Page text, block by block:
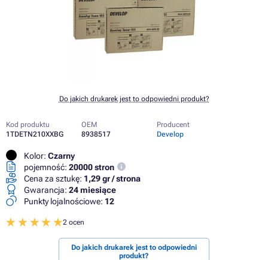
Do jakich drukarek jest to odpowiedni produkt?
Kod produktu
1TDETN210XXBG
OEM
8938517
Producent
Develop
Kolor: Czarny
pojemność: 20000 stron
Cena za sztukę: 1,29 gr / strona
Gwarancja: 24 miesiące
Punkty lojalnościowe: 12
2 ocen
Do jakich drukarek jest to odpowiedni
produkt?